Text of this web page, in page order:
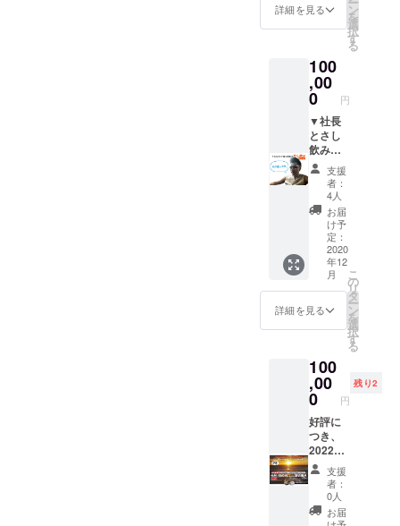
ミ／
チーズ
トッポ
ムル盛
り ●
食後の
ケーキ
付き
※1日1組
限定・
予約が
必要で
す。
※16名様
までの
予約と
させて
いただ
きま
す。 ▼
お礼の
お手紙
〒
319-
-1541
北茨城
市磯原
町磯原
2547-3
●韓国
バル
Kanrak
uya
〒971-
8124 福
島県い
わき市
小名浜
住吉字
冠木13-
1 ●
よっこ
ら
しょっ
ひたち
〒
312-
0052 茨
城県ひ
たちな
か市東
石川西
古内
3128-1
●ガー
リック
モンス
http://ip
cc.co.jp
/ ●露
●バー
ベ
キュー
●宿泊
（１
泊）
●朝食
（お弁
当）
※ゴルフ
場以外
の会場
はメイ
ズムラ
ンドで
す。
※バーベ
キュー
は17時
から22
になり
ます。
※4名
様まで
の予約
とさせ
ていた
だきま
す。
※予約が
必要で
す。ゴ
詳細を見る ン
を
選
択
す
る
100
,00
0 円
▼社長
とさし
飲み飲
み、お
食事チ
ケット
※日本
国内で
あれば
ご指定
の場所
まで伺
いま
す。
※遠方の
場合は
をご負
担いた
だく場
合があ
りま
す。時
間も限
定させ
ていた
だく場
合があ
りま
支援
者：
4人
お届
け予
定：
2020
年12
月
詳細を見る
こ
の
リ
タ
ー
ン
を
選
択
す
る
100
,00
0 円
残り2
好評に
つき、
2022年
(令和4
年)の元
旦貸切
風呂チ
ケット
支援
者：
0人
お届